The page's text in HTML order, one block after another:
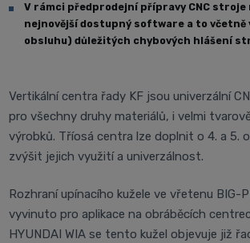
V rámci předprodejní přípravy CNC stroje
nejnovější dostupný software a to včetně
obsluhu) důležitých chybových hlášení
Vertikální centra řady KF jsou univerzální
pro všechny druhy materiálů, i velmi
výrobků. Tříosá centra lze doplnit o 4. a 5.
zvýšit jejich využití a univerzálnost.
Rozhraní upínacího kužele ve vřetenu BIG-
vyvinuto pro aplikace na obráběcích
HYUNDAI WIA se tento kužel objevuje již